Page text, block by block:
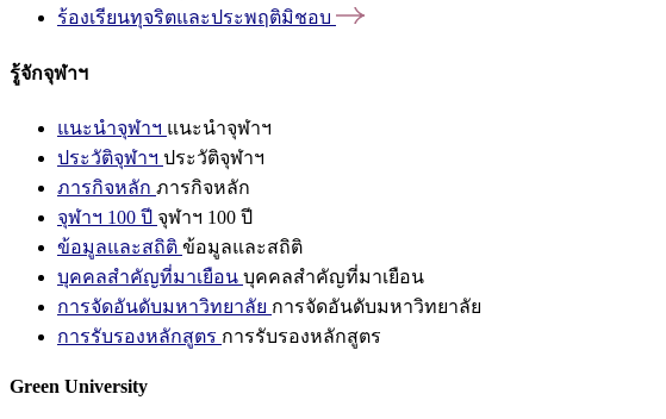
ร้องเรียนทุจริตและประพฤติมิชอบ
รู้จักจุฬาฯ
แนะนำจุฬาฯ แนะนำจุฬาฯ
ประวัติจุฬาฯ ประวัติจุฬาฯ
ภารกิจหลัก ภารกิจหลัก
จุฬาฯ 100 ปี จุฬาฯ 100 ปี
ข้อมูลและสถิติ ข้อมูลและสถิติ
บุคคลสำคัญที่มาเยือน บุคคลสำคัญที่มาเยือน
การจัดอันดับมหาวิทยาลัย การจัดอันดับมหาวิทยาลัย
การรับรองหลักสูตร การรับรองหลักสูตร
Green University